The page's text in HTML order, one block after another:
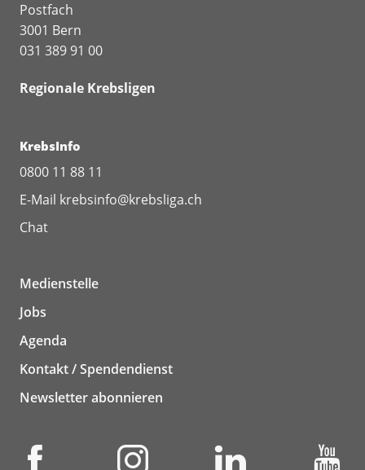
Postfach
3001 Bern
031 389 91 00
Regionale Krebsligen
KrebsInfo
0800 11 88 11
E-Mail krebsinfo@krebsliga.ch
Chat
Medienstelle
Jobs
Agenda
Kontakt / Spendendienst
Newsletter abonnieren